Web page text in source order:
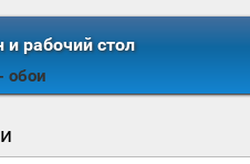
рабочий стол
обои